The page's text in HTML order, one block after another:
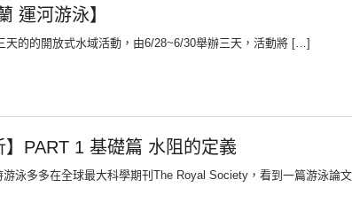
運河游泳】
的的開放式水域活動，由6/28~6/30舉辦三天，活動將 […]
】PART 1 基礎篇 水阻的定義
泳多多在全球最大科學期刊The Royal Society，看到一篇游泳論